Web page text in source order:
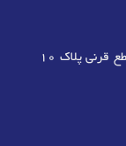
خیابان ولیعصر بالاتر از فرشته، خیابان خیام، تقاطع قرنی پلاک 10